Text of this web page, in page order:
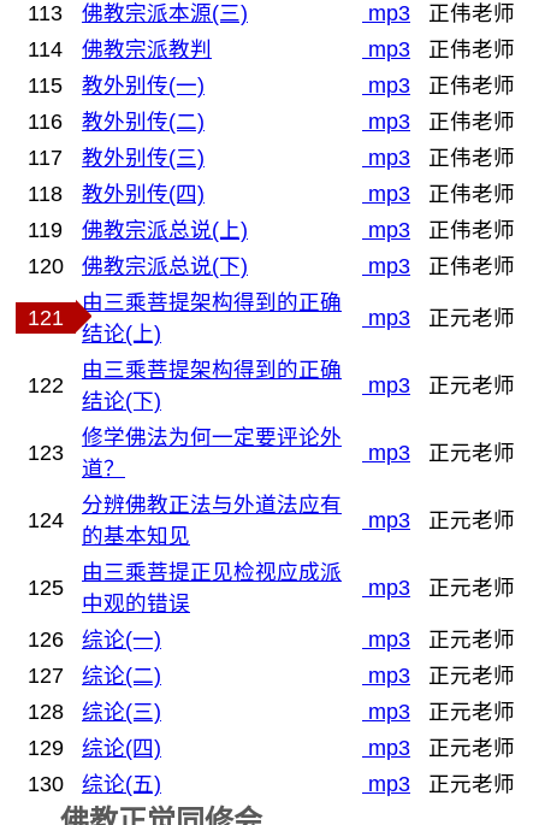
113
佛教宗派本源(三) mp3
正伟老师
114
佛教宗派教判 mp3
正伟老师
115
教外别传(一) mp3
正伟老师
116
教外别传(二) mp3
正伟老师
117
教外别传(三) mp3
正伟老师
118
教外别传(四) mp3
正伟老师
119
佛教宗派总说(上) mp3
正伟老师
120
佛教宗派总说(下) mp3 正伟老师
121
由三乘菩提架构得到的正确
结论(上)
mp3 正元老师
122
由三乘菩提架构得到的正确
结论(下)
mp3 正元老师
123
修学佛法为何一定要评论外
道？
mp3 正元老师
124
分辨佛教正法与外道法应有
的基本知见
mp3 正元老师
125
由三乘菩提正见检视应成派
中观的错误
mp3 正元老师
126 综论(一) mp3
正元老师
127
综论(二) mp3
正元老师
128
综论(三) mp3
正元老师
129
综论(四) mp3
正元老师
130
综论(五) mp3 正元老师